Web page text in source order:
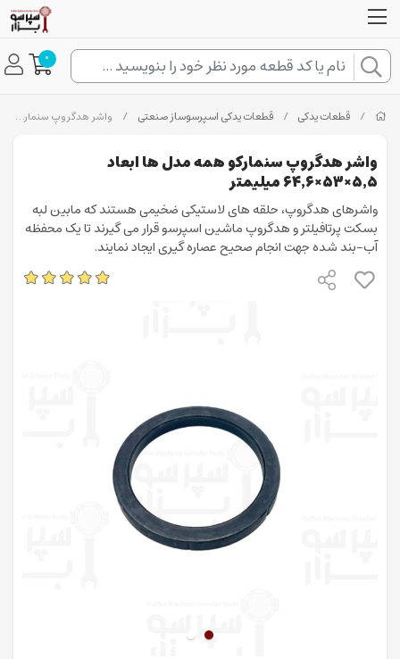
0
/ قطعات یدکی / قطعات یدکی اسپرسوساز صنعتی / واشر هدگروپ سنمارکو همه مدل ها ابعاد ۵٬۵×۵۳×۶۴٬۶ میلیمتر
واشر هدگروپ سنمارکو همه مدل ها ابعاد
۵٬۵×۵۳×۶۴٬۶ میلیمتر
واشرهای هدگروپ، حلقه های لاستیکی ضخیمی هستند که مابین لبه
بسکت پرتافیلتر و هدگروپ ماشین اسپرسو قرار می گیرند تا یک محفظه
آب-بند شده جهت انجام صحیح عصاره گیری ایجاد نمایند.